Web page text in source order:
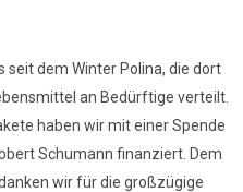
seit dem Winter Polina, die dort
an Bedürftige verteilt.
haben wir mit einer Spende
Schumann finanziert. Dem
wir für die großzügige